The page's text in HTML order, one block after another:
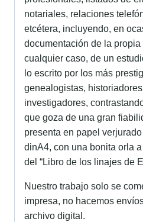
notariales, relaciones
etcétera, incluyendo, en
documentación de la propia
cualquier caso, de un
lo escrito por los más
genealogistas,
investigadores,
que goza de una gran
presenta en papel
dinA4, con una bonita orla
del “Libro de los linajes de
Nuestro trabajo solo se
impresa, no hacemos
archivo digital.